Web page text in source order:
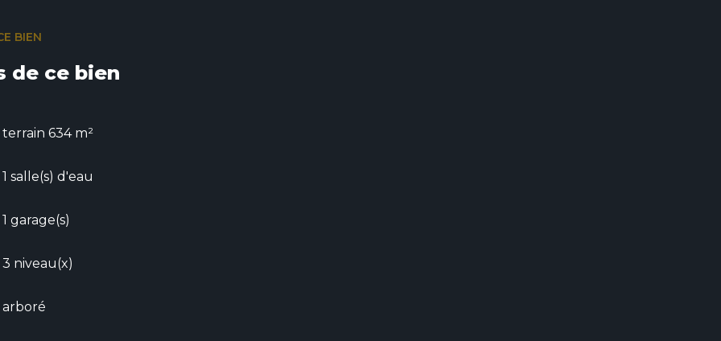
BIEN
de ce bien
terrain 634 m²
1 salle(s) d'eau
1 garage(s)
3 niveau(x)
arboré